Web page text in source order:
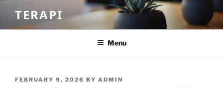
content
TERAPI
Menu
POSTED
FEBRUARY 9, 2026 BY ADMIN